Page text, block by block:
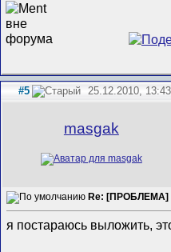
#5 25.12.2010, 13:43
masgak
Re: [ПРОБЛЕМА]
я постараюсь выложить,